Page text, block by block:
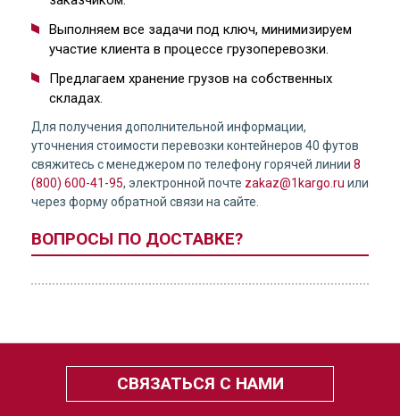
Выполняем все задачи под ключ, минимизируем
участие клиента в процессе грузоперевозки.
Предлагаем хранение грузов на собственных
складах.
Для получения дополнительной информации,
уточнения стоимости перевозки контейнеров 40 футов
свяжитесь с менеджером по телефону горячей линии 8
(800) 600-41-95, электронной почте zakaz@1kargo.ru или
через форму обратной связи на сайте.
ВОПРОСЫ ПО ДОСТАВКЕ?
СВЯЗАТЬСЯ С НАМИ